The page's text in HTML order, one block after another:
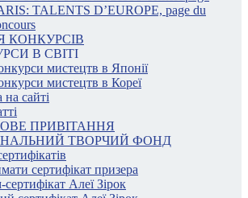
TALENTS D’EUROPE, page du
КОНКУРСІВ
В СВІТІ
мистецтв в Японії
мистецтв в Кореї
сайті
ПРИВІТАННЯ
ТВОРЧИЙ ФОНД
сертифікат призера
Алеї Зірок